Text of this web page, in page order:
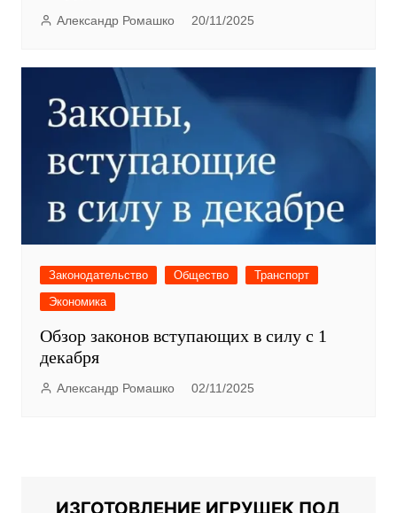
Александр Ромашко 20/11/2025
Законодательство Общество
Транспорт
Экономика
Обзор законов вступающих в силу с 1
декабря
Александр Ромашко 02/11/2025
ИЗГОТОВЛЕНИЕ ИГРУШЕК ПОД